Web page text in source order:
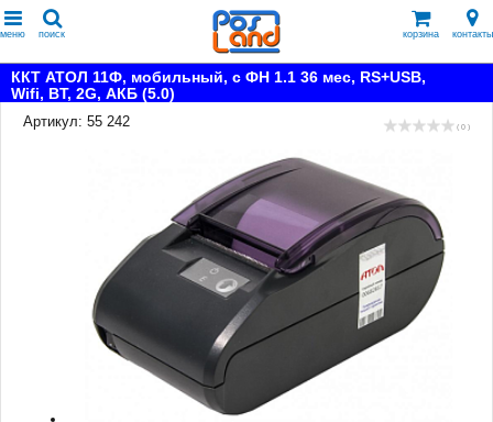
меню поиск корзина контакты
ККТ АТОЛ 11Ф, мобильный, с ФН 1.1 36 мес, RS+USB,
Wifi, BT, 2G, АКБ (5.0)
Артикул: 55 242
( 0 )